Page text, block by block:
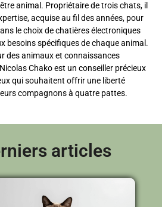
animal. Propriétaire de trois chats, il
acquise au fil des années, pour
le choix de chatières électroniques
besoins spécifiques de chaque animal.
des animaux et connaissances
Chako est un conseiller précieux
qui souhaitent offrir une liberté
compagnons à quatre pattes.
articles